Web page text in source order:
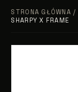
STRONA GŁÓWNA /
SHARPY X FRAME